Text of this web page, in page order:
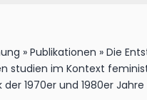
» Publikationen » Die
studien im Kontext
der 1970er und 1980er Jahre